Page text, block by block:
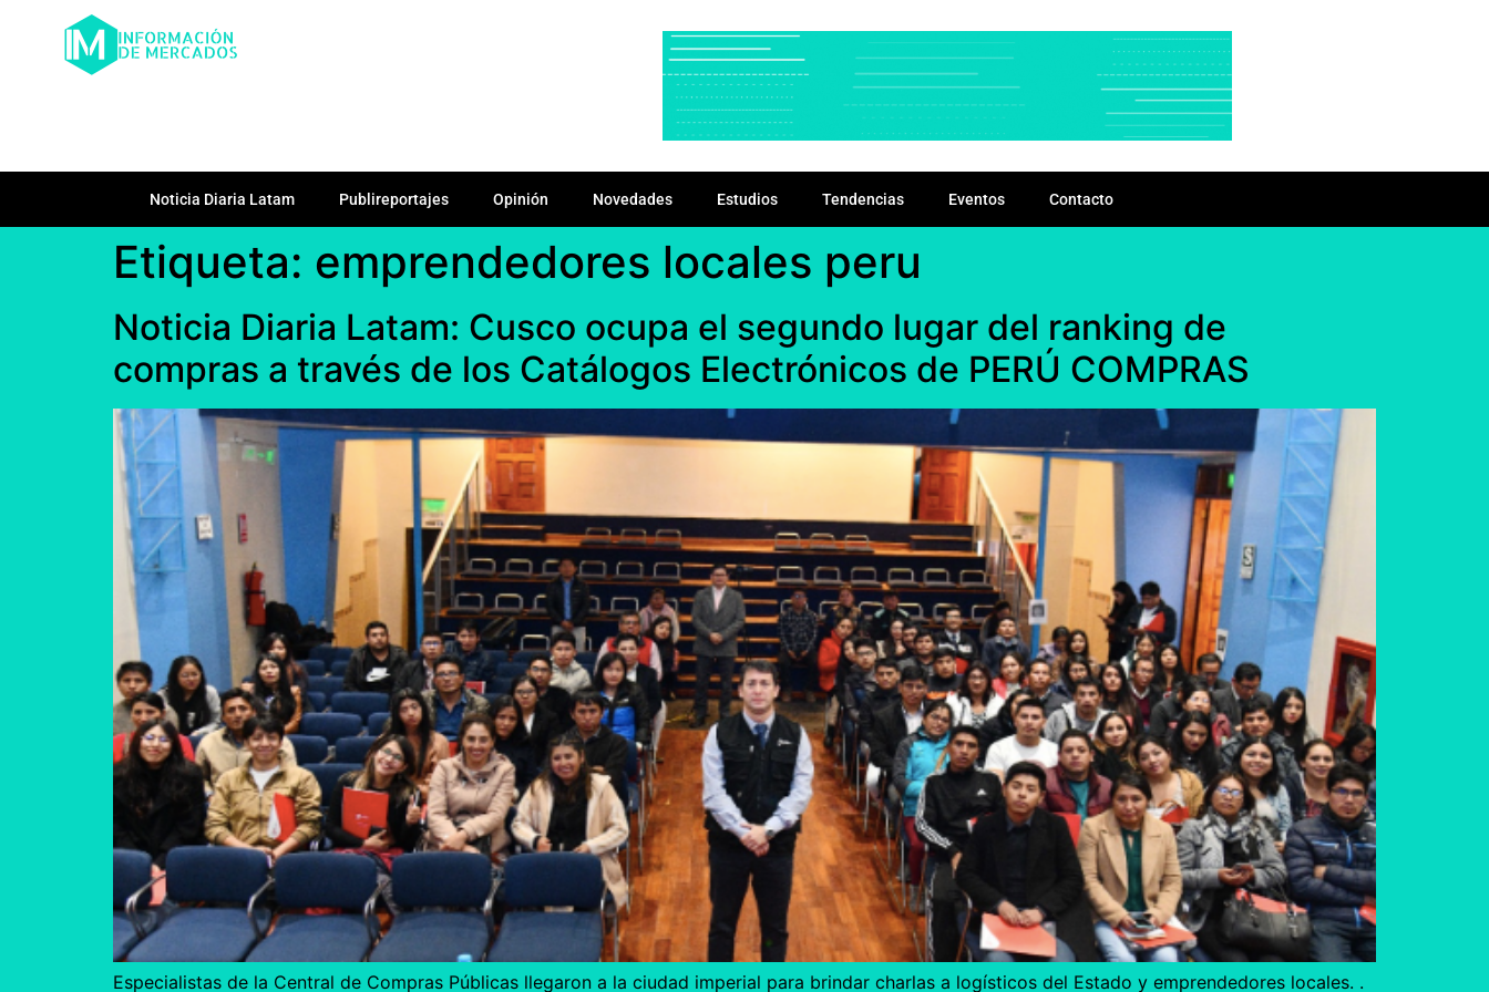
Noticia Diaria Latam Publireportajes Opinión Novedades Estudios Tendencias Eventos Contacto
Etiqueta: emprendedores locales peru
Noticia Diaria Latam: Cusco ocupa el segundo lugar del ranking de
compras a través de los Catálogos Electrónicos de PERÚ COMPRAS
Especialistas de la Central de Compras Públicas llegaron a la ciudad imperial para brindar charlas a logísticos del Estado y emprendedores locales. .